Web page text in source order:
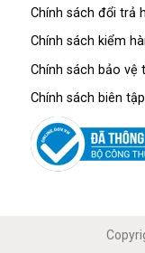
Chính sách đổi trả
Chính sách kiểm
Chính sách bảo vệ
Chính sách biên